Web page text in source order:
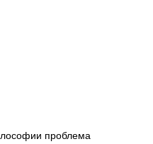
проблема